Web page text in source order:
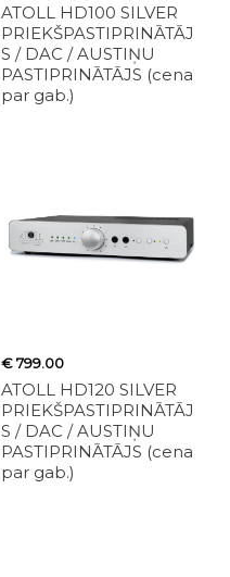
ATOLL HD100 SILVER
PRIEKŠPASTIPRINĀTĀJ
S / DAC / AUSTIŅU
PASTIPRINĀTĀJS (cena
par gab.)
€ 799.00
ATOLL HD120 SILVER
PRIEKŠPASTIPRINĀTĀJ
S / DAC / AUSTIŅU
PASTIPRINĀTĀJS (cena
par gab.)